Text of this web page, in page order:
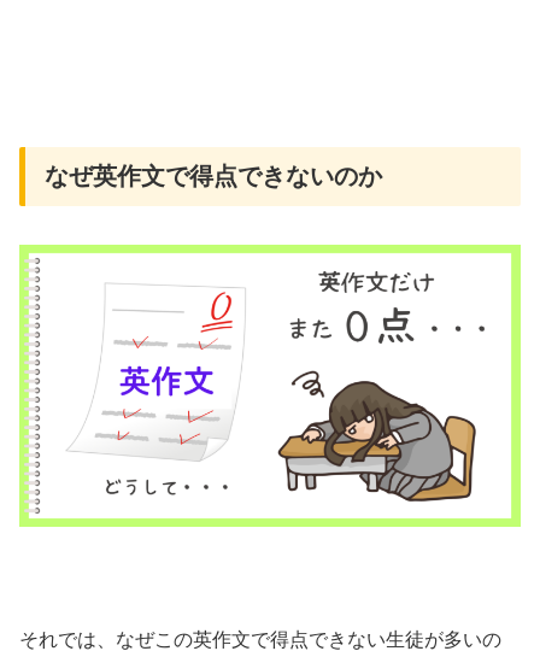
なぜ英作文で得点できないのか
それでは、なぜこの英作文で得点できない生徒が多いの